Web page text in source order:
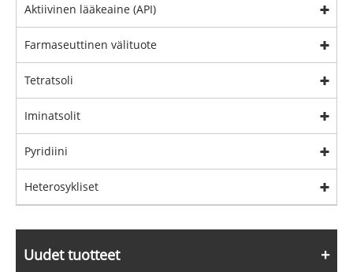
Aktiivinen lääkeaine (API)
Farmaseuttinen välituote
Tetratsoli
Iminatsolit
Pyridiini
Heterosykliset
Uudet tuotteet